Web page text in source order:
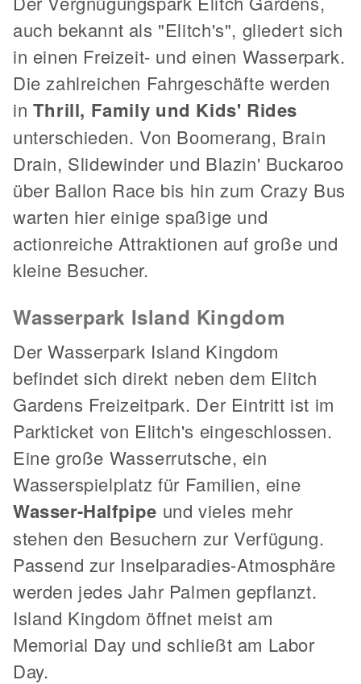
auch bekannt als "Elitch's", gliedert sich
in einen Freizeit- und einen Wasserpark.
Die zahlreichen Fahrgeschäfte werden
in Thrill, Family und Kids' Rides
unterschieden. Von Boomerang, Brain
Drain, Slidewinder und Blazin' Buckaroo
über Ballon Race bis hin zum Crazy Bus
warten hier einige spaßige und
actionreiche Attraktionen auf große und
kleine Besucher.
Wasserpark Island Kingdom
Der Wasserpark Island Kingdom
befindet sich direkt neben dem Elitch
Gardens Freizeitpark. Der Eintritt ist im
Parkticket von Elitch's eingeschlossen.
Eine große Wasserrutsche, ein
Wasserspielplatz für Familien, eine
Wasser-Halfpipe und vieles mehr
stehen den Besuchern zur Verfügung.
Passend zur Inselparadies-Atmosphäre
werden jedes Jahr Palmen gepflanzt.
Island Kingdom öffnet meist am
Memorial Day und schließt am Labor
Day.